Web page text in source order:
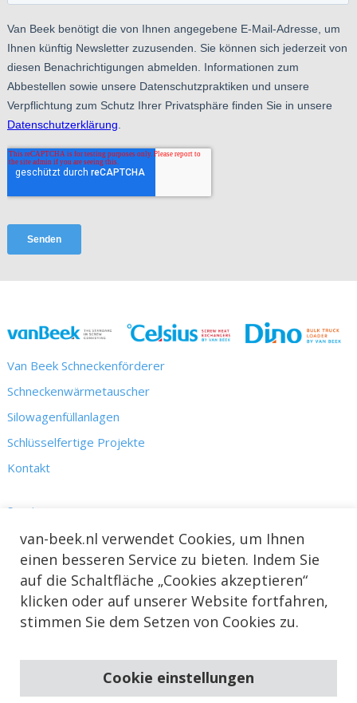
Van Beek Schneckenförderer
Schneckenwärmetauscher
Silowagenfüllanlagen
Schlüsselfertige Projekte
Kontakt
Service
Kennis
Nieuws & Projecten
Over ons
van-beek.nl verwendet Cookies, um Ihnen
einen besseren Service zu bieten. Indem Sie
auf die Schaltfläche „Cookies akzeptieren“
klicken oder auf unserer Website fortfahren,
stimmen Sie dem Setzen von Cookies zu.
Cookie einstellungen